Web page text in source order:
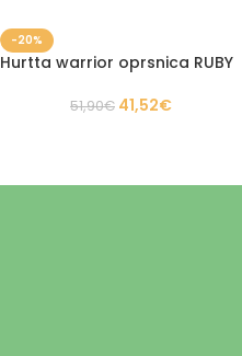
-20%
Hurtta warrior oprsnica RUBY
51,90€ 41,52€